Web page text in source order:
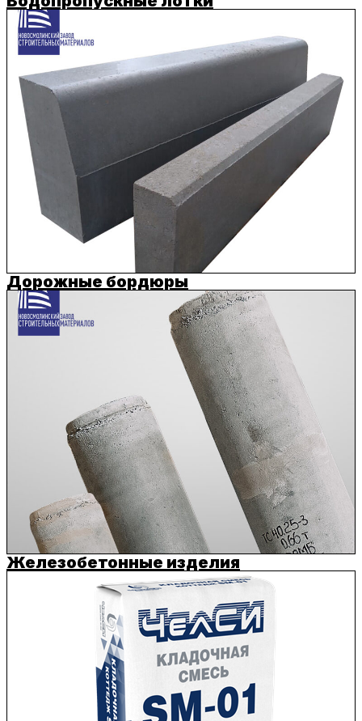
Дорожные бордюры
Железобетонные изделия